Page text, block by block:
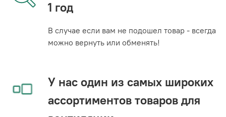
1 год
В случае если вам не подошел товар - всегда
можно вернуть или обменять!
У нас один из самых широких
ассортиментов товаров для